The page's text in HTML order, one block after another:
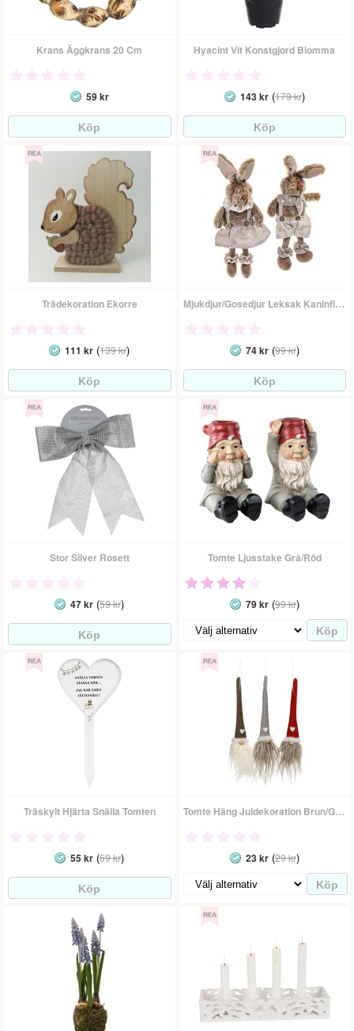
Krans Äggkrans 20 Cm
59 kr
Hyacint Vit Konstgjord Blomma
143 kr(179 kr)
Trädekoration Ekorre
111 kr (139 kr)
Mjukdjur/Gosedjur Leksak Kaninflicka
74 kr(99 kr)
Stor Silver Rosett
47 kr (59 kr)
Tomte Ljusstake Grå/Röd
79 kr(99 kr)
Träskylt Hjärta Snälla Tomten
55 kr (69 kr)
Tomte Häng Juldekoration Brun/Grå/Röd
23 kr(29 kr)